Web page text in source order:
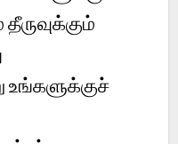
உங்களுக்குச்